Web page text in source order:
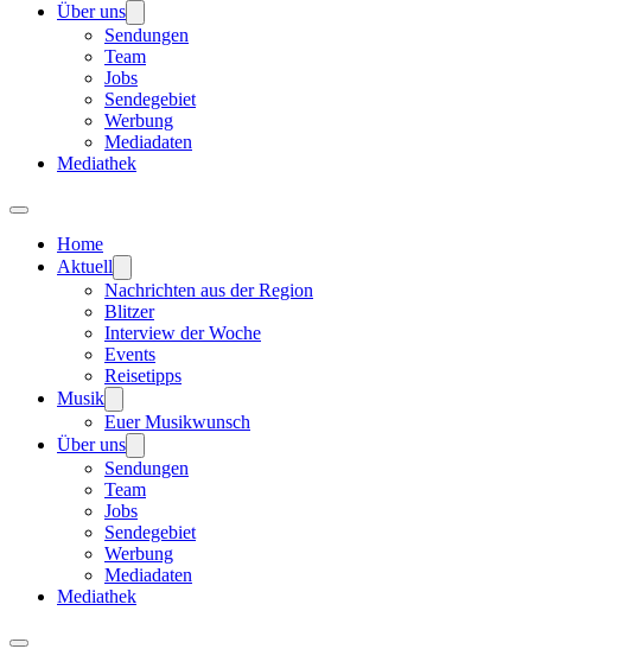
Über uns
Sendungen
Team
Jobs
Sendegebiet
Werbung
Mediadaten
Mediathek
Home
Aktuell
Nachrichten aus der Region
Blitzer
Interview der Woche
Events
Reisetipps
Musik
Euer Musikwunsch
Über uns
Sendungen
Team
Jobs
Sendegebiet
Werbung
Mediadaten
Mediathek